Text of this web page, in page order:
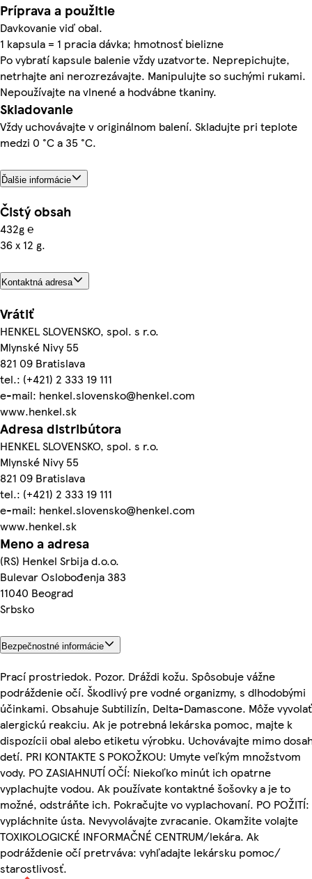
Príprava a použitie
Davkovanie viď obal.
1 kapsula = 1 pracia dávka; hmotnosť bielizne
Po vybratí kapsule balenie vždy uzatvorte. Neprepichujte,
netrhajte ani nerozrezávajte. Manipulujte so suchými rukami.
Nepoužívajte na vlnené a hodvábne tkaniny.
Skladovanie
Vždy uchovávajte v originálnom balení. Skladujte pri teplote
medzi 0 °C a 35 °C.
Ďalšie informácie
Čistý obsah
432g ℮
36 x 12 g.
Kontaktná adresa
Vrátiť
HENKEL SLOVENSKO, spol. s r.o.
Mlynské Nivy 55
821 09 Bratislava
tel.: (+421) 2 333 19 111
e-mail: henkel.slovensko@henkel.com
www.henkel.sk
Adresa distribútora
HENKEL SLOVENSKO, spol. s r.o.
Mlynské Nivy 55
821 09 Bratislava
tel.: (+421) 2 333 19 111
e-mail: henkel.slovensko@henkel.com
www.henkel.sk
Meno a adresa
(RS) Henkel Srbija d.o.o.
Bulevar Oslobođenja 383
11040 Beograd
Srbsko
Bezpečnostné informácie
Prací prostriedok. Pozor. Dráždi kožu. Spôsobuje vážne
podráždenie očí. Škodlivý pre vodné organizmy, s dlhodobými
účinkami. Obsahuje Subtilizín, Delta-Damascone. Môže vyvolať
alergickú reakciu. Ak je potrebná lekárska pomoc, majte k
dispozícii obal alebo etiketu výrobku. Uchovávajte mimo
detí. PRI KONTAKTE S POKOŽKOU: Umyte veľkým množstvom
vody. PO ZASIAHNUTÍ OČÍ: Niekoľko minút ich opatrne
vyplachujte vodou. Ak používate kontaktné šošovky a je to
možné, odstráňte ich. Pokračujte vo vyplachovaní. PO POŽITÍ:
vypláchnite ústa. Nevyvolávajte zvracanie. Okamžite volajte
TOXIKOLOGICKÉ INFORMAČNÉ CENTRUM/lekára. Ak
podráždenie očí pretrváva: vyhľadajte lekársku pomoc/
starostlivosť.